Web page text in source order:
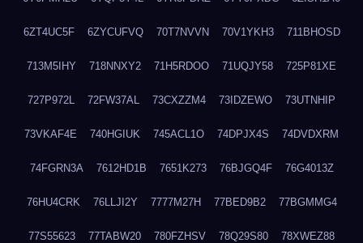
6ZT4UC5F 6ZYCUFVQ 70T7NVVN 70V1YKH3 711BHOSD
713M5IHY 718NNXY2 71H5RDOO 71UQJY58 725P81XE
727P972L 72FW37AL 73CXZZM4 73IDZEWO 73UTNHIP
73VKAF4E 740HGIUK 745ACL1O 74DPJX4S 74DVDXRM
74FGRN3A 7612HD1B 7651K273 76BJGQ4F 76G4013Z
76HU4CRK 76LLJI2Y 7777M27H 77BED9B2 77BGMMG4
77S55623 77TABW20 780FZHSV 78Q29S80 78XWEZ88